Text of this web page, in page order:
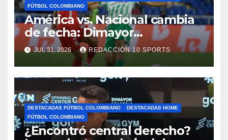
FÚTBOL COLOMBIANO
América vs. Nacional cambia
de fecha: Dimayor
reprogramó el clásico por
motivos de seguridad
JUL 31, 2026 REDACCIÓN 10 SPORTS
DESTACADAS FÚTBOL COLOMBIANO
DESTACADAS HOME
FÚTBOL COLOMBIANO
¿Encontró central derecho?